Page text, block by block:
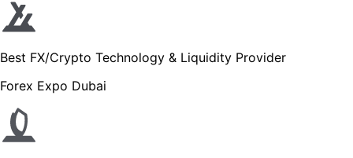
Best FX/Crypto Technology & Liquidity Provider
Forex Expo Dubai